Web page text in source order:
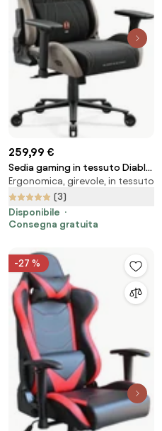
259,99 €
Sedia gaming in tessuto Diablo
X-Horn 2.0, Normal Size, Camel
Black
Ergonomica, girevole, in tessuto
(3)
Disponibile
Consegna gratuita
-27 %